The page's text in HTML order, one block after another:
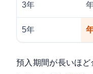
3年
5年
預入期間が長いほど